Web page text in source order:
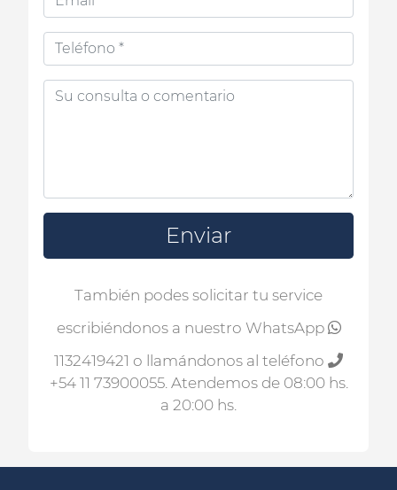
Enviar
También podes solicitar tu service
escribiéndonos a nuestro WhatsApp
1132419421 o llamándonos al teléfono
+54 11 73900055. Atendemos de 08:00 hs.
a 20:00 hs.